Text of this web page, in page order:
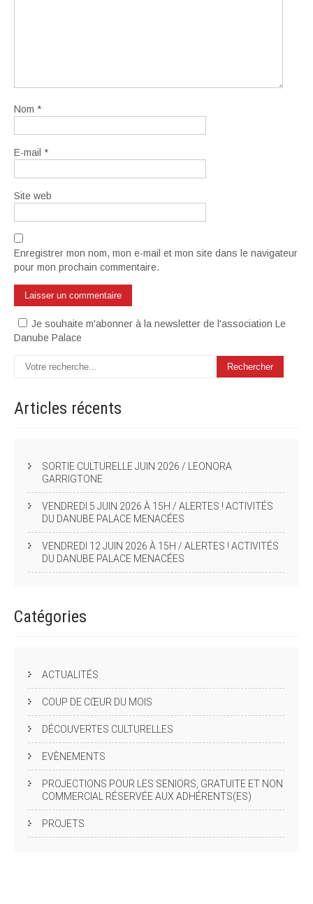
Nom *
E-mail *
Site web
Enregistrer mon nom, mon e-mail et mon site dans le navigateur
pour mon prochain commentaire.
Je souhaite m'abonner à la newsletter de l'association Le
Danube Palace
Articles récents
SORTIE CULTURELLE JUIN 2026 / LEONORA
GARRIGTONE
VENDREDI 5 JUIN 2026 À 15H / ALERTES ! ACTIVITÉS
DU DANUBE PALACE MENACÉES
VENDREDI 12 JUIN 2026 À 15H / ALERTES ! ACTIVITÉS
DU DANUBE PALACE MENACÉES
Catégories
ACTUALITÉS
COUP DE CŒUR DU MOIS
DÉCOUVERTES CULTURELLES
EVÈNEMENTS
PROJECTIONS POUR LES SENIORS, GRATUITE ET NON
COMMERCIAL RÉSERVÉE AUX ADHÉRENTS(ES)
PROJETS